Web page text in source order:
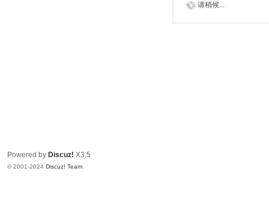
请稍候...
Powered by Discuz! X3.5
© 2001-2024 Discuz! Team